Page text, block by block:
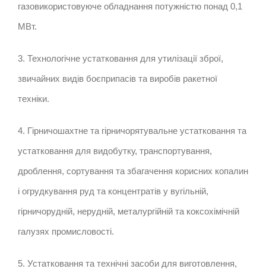
газовикористовуюче обладнання потужністю понад 0,1
МВт.
3. Технологічне устатковання для утилізації зброї,
звичайних видів боєприпасів та виробів ракетної
техніки.
4. Гірничошахтне та гірничорятувальне устатковання та
устатковання для видобутку, транспортування,
дроблення, сортування та збагачення корисних копалин
і огрудкування руд та концентратів у вугільній,
гірничорудній, нерудній, металургійній та коксохімічній
галузях промисловості.
5. Устатковання та технічні засоби для виготовлення,